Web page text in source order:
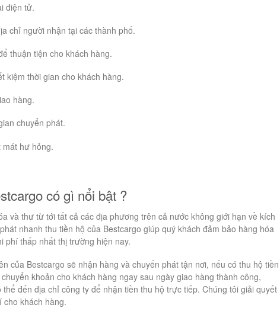
điện tử.
chỉ người nhận tại các thành phố.
thuận tiện cho khách hàng.
kiệm thời gian cho khách hàng.
hàng.
chuyển phát.
mát hư hỏng.
có gì nổi bật ?
và thư từ tới tất cả các địa phương trên cả nước không giới hạn về kích
nhanh thu tiền hộ của Bestcargo giúp quý khách đảm bảo hàng hóa
phí thấp nhất thị trường hiện nay.
của Bestcargo sẽ nhận hàng và chuyến phát tận nơi, nếu có thu hộ tiền
khoản cho khách hàng ngay sau ngày giao hàng thành công,
đến địa chỉ công ty để nhận tiền thu hộ trực tiếp. Chúng tôi giải quyết
cho khách hàng.